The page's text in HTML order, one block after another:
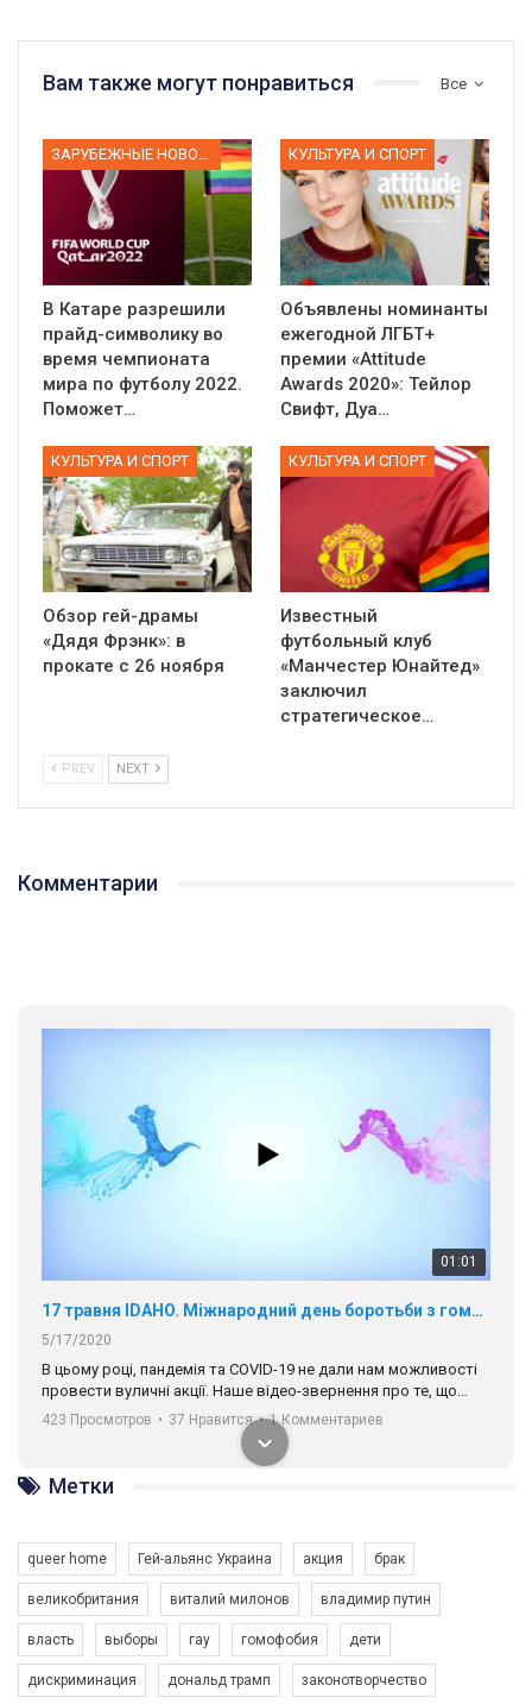
Все
Вам также могут понравиться
В Катаре разрешили
прайд-символику во
время чемпионата
мира по футболу 2022.
Поможет…
КУЛЬТУРА И СПОРТ
Объявлены номинанты
ежегодной ЛГБТ+
премии «Attitude
Awards 2020»: Тейлор
Свифт, Дуа…
КУЛЬТУРА И СПОРТ
Обзор гей-драмы
«Дядя Фрэнк»: в
прокате с 26 ноября
КУЛЬТУРА И СПОРТ
Известный
футбольный клуб
«Манчестер Юнайтед»
заключил
стратегическое…
PREV NEXT
Комментарии
01:01
17 травня IDAHO. Міжнародний день боротьби з гомофобією трансфобією і біфобія.
5/17/2020
В цьому році, пандемія та COVІD-19 не дали нам можливості
провести вуличні акції. Наше відео-звернення про те, що
навіть коли ми у різних містах та не можемо зустрінеться, ми
разом. Ми закликаємо всіх хто поділяє цінності рівності та
солідарності, приєднатися до нас. Регіональні підрозділи
ГАУ є в 16 областях України.
Разом наш голос лунає гучніше!
423 Просмотров • 37 Нравится • 1 Комментариев
Метки
queer home Гей-альянс Украина акция брак
великобритания виталий милонов владимир путин
власть выборы гау гомофобия дети
дискриминация дональд трамп законотворчество